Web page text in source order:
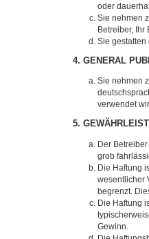
oder
Sie nehmen
Betreiber, Ihr
Sie gestatten
4. GENERAL
Sie nehmen
verwendet
5.
Der
grob
Die Haftung
wesentlicher
begrenzt.
Die Haftung
Gewinn.